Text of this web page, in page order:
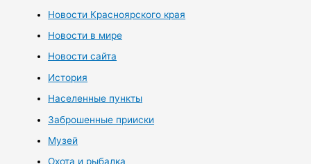
Новости Красноярского края
Новости в мире
Новости сайта
История
Населенные пункты
Заброшенные прииски
Музей
Охота и рыбалка